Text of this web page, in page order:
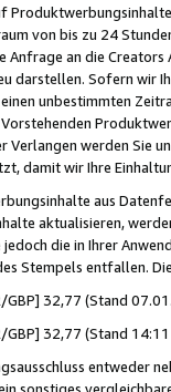
von bis zu 24
an die
darstellen. Sofern wir
unbestimmten
Verlangen werden Sie
damit wir Ihre
aus
aktualisieren,
die in Ihrer
Stempels entfallen.
GBP] 32,77 (Stand
GBP] 32,77 (Stand
entweder
sonstiges